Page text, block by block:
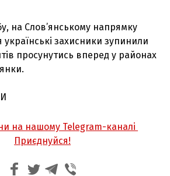
на Слов’янському напрямку
українські захисники зупинили
просунутись вперед у районах
на нашому Telegram-каналі
Приєднуйся!